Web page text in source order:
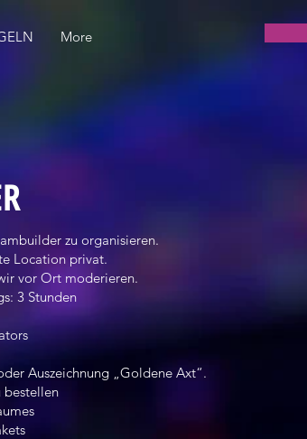
More
zu organisieren.
Location privat.
vor Ort moderieren.
3 Stunden
Auszeichnung „Goldene Axt“.
bestellen